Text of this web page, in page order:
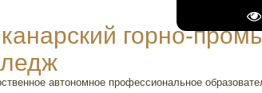
горно-
автономное профессиональное